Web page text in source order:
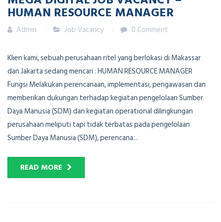
HUMAN RESOURCE MANAGER
Admin Job Vacancy 0 Comment
Klien kami, sebuah perusahaan ritel yang berlokasi di Makassar
dan Jakarta sedang mencari : HUMAN RESOURCE MANAGER
Fungsi Melakukan perencanaan, implementasi, pengawasan dan
memberikan dukungan terhadap kegiatan pengelolaan Sumber
Daya Manusia (SDM) dan kegiatan operational dilingkungan
perusahaan meliputi tapi tidak terbatas pada pengelolaan
Sumber Daya Manusia (SDM), perencana...
READ MORE